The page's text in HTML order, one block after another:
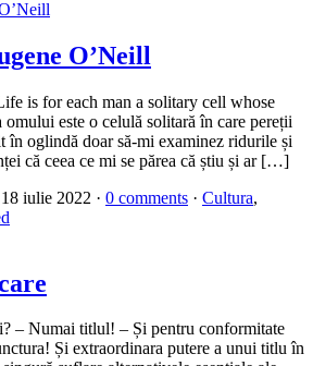
O’Neill
is for each man a solitary cell whose
este o celulă solitară în care pereții
în oglindă doar să-mi examinez ridurile și
că ceea ce mi se părea că știu și ar […]
18 iulie 2022 · 0 comments · Cultura,
– Numai titlul! – Și pentru conformitate
Și extraordinara putere a unui titlu în